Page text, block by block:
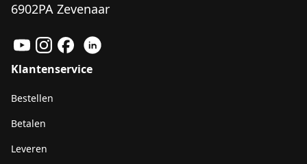
6902PA Zevenaar
Klantenservice
Bestellen
Betalen
Leveren